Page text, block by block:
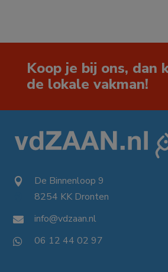
Koop je bij ons, dan
de lokale vakman!
 De Binnenloop 9
8254 KK Dronten
 info@vdzaan.nl
 06 12 44 02 97